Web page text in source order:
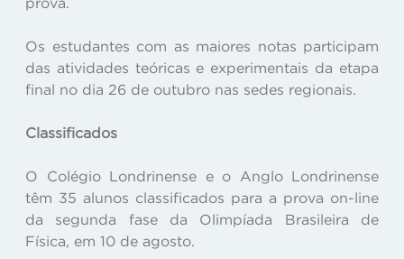
Os estudantes com as maiores notas participam
das atividades teóricas e experimentais da etapa
final no dia 26 de outubro nas sedes regionais.
Classificados
O Colégio Londrinense e o Anglo Londrinense
têm 35 alunos classificados para a prova on-line
da segunda fase da Olimpíada Brasileira de
Física, em 10 de agosto.